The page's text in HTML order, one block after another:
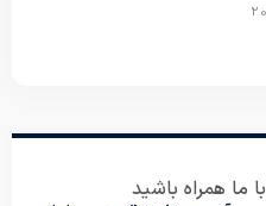
با ما همراه باشید